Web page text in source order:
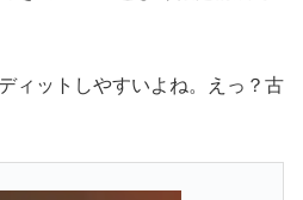
ィットしやすいよね。えっ？古